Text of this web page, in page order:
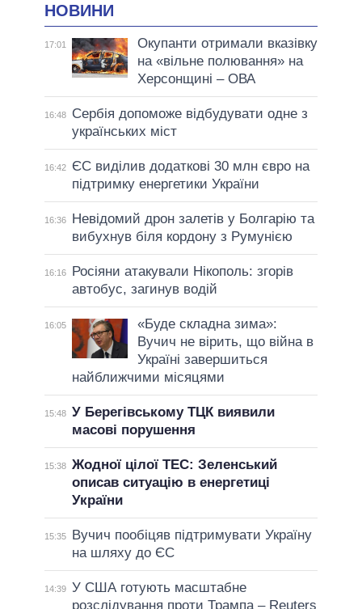
НОВИНИ
17:01
Окупанти отримали вказівку
на «вільне полювання» на
Херсонщині – ОВА
16:48
Сербія допоможе відбудувати одне з
українських міст
16:42
ЄС виділив додаткові 30 млн євро на
підтримку енергетики України
16:36
Невідомий дрон залетів у Болгарію та
вибухнув біля кордону з Румунією
16:16
Росіяни атакували Нікополь: згорів
автобус, загинув водій
16:05
«Буде складна зима»:
Вучич не вірить, що війна в
Україні завершиться
найближчими місяцями
15:48 У Берегівському ТЦК виявили
масові порушення
15:38 Жодної цілої ТЕС: Зеленський
описав ситуацію в енергетиці
України
15:35
Вучич пообіцяв підтримувати Україну
на шляху до ЄС
14:39 У США готують масштабне
розслідування проти Трампа – Reuters